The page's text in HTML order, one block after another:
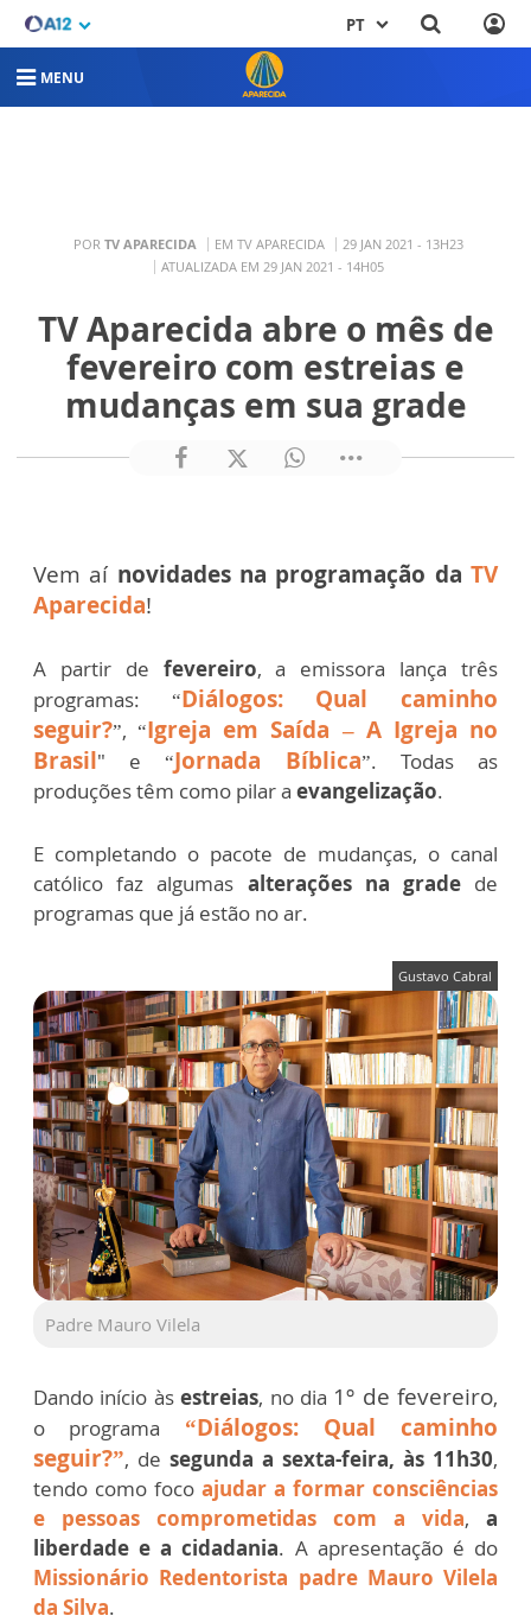
PT
MENU
POR TV APARECIDA EM TV APARECIDA
29 JAN 2021 - 13H23
ATUALIZADA EM 29 JAN 2021 - 14H05
TV Aparecida abre o mês de
fevereiro com estreias e
mudanças em sua grade
Vem aí novidades na programação daTV
Aparecida!
A partir de fevereiro, a emissora lança três
programas: “Diálogos: Qual caminho
seguir?”, “Igreja em Saída – A Igreja no
Brasil" e “Jornada Bíblica”. Todas as
produções têm como pilar a evangelização.
E completando o pacote de mudanças, o canal
católico faz algumas alterações na gradede
programas que já estão no ar.
Gustavo Cabral
Padre Mauro Vilela
Dando início àsestreias, no dia 1º de fevereiro,
o programa “Diálogos: Qual caminho
seguir?”, de segunda a sexta-feira, às 11h30,
tendo como foco ajudar a formar consciências
e pessoas comprometidas com a vida, a
liberdade e a cidadania. A apresentação é do
Missionário Redentorista padre Mauro Vilela
da Silva.